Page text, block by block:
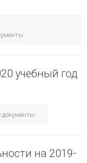
учебный год
документы
на 2019-